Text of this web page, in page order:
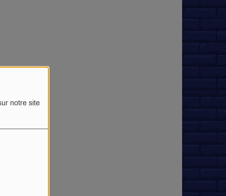
notre site